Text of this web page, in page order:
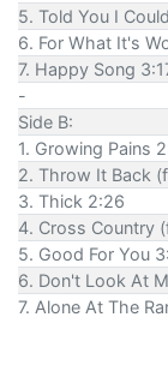
5. Told You I
6. For What It's
7. Happy Song
-
Side B:
1. Growing Pains
2. Throw It Back
3. Thick 2:26
4. Cross Country
5. Good For You
6. Don't Look At
7. Alone At The